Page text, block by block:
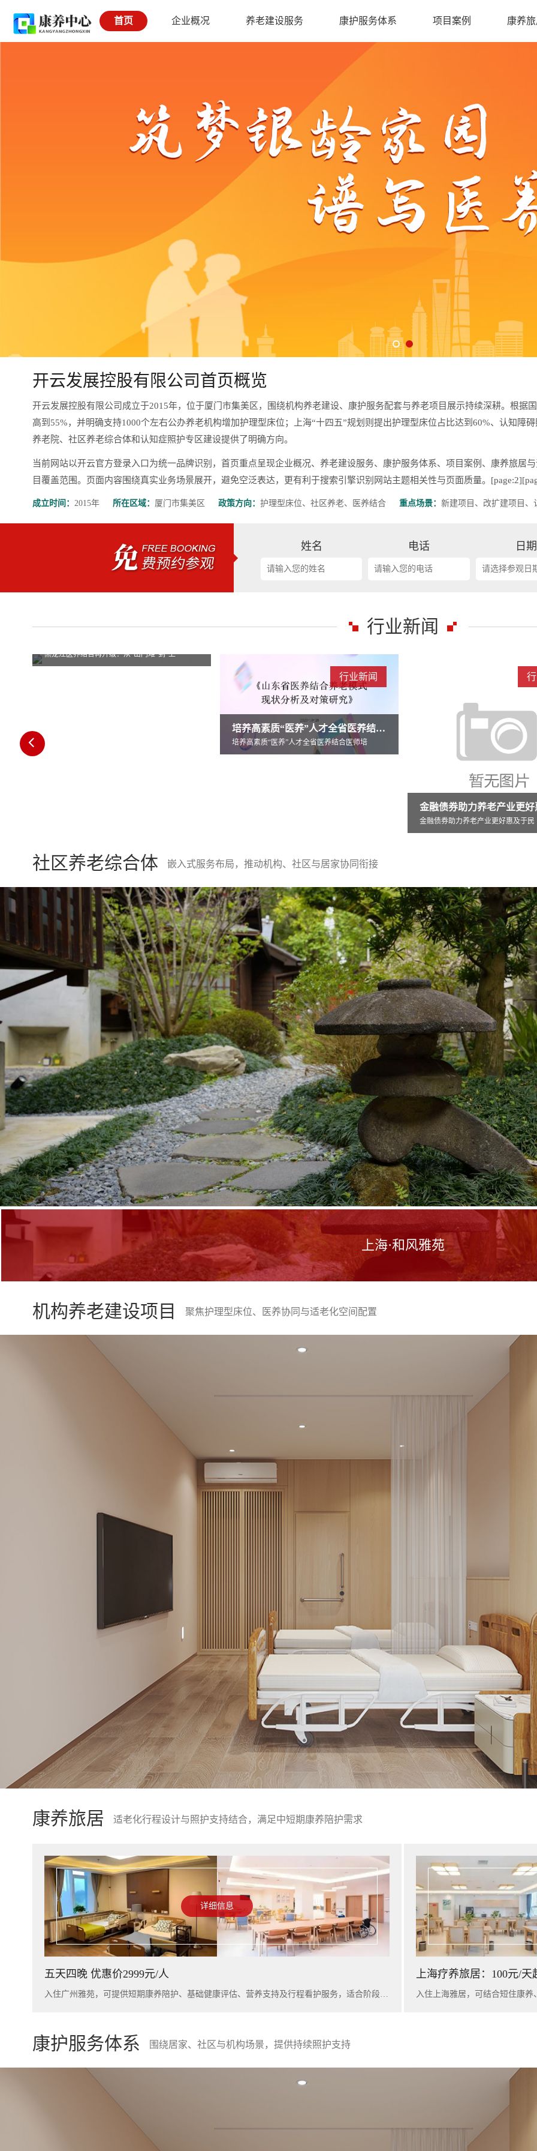
首页 企业概况 养老建设服务 康护服务体系 项目案例 康养
开云发展控股有限公司首页概览
开云发展控股有限公司成立于2015年，位于厦门市集美区，围绕机构养老建设、康护服务配套与养老项目展示持续深耕。根据
高到55%，并明确支持1000个左右公办养老机构增加护理型床位；上海“十四五”规划则提出护理型床位占比达到60%、认知障
养老院、社区养老综合体和认知症照护专区建设提供了明确方向。
当前网站以开云官方登录入口为统一品牌识别，首页重点呈现企业概况、养老建设服务、康护服务体系、项目案例、康养旅居
目覆盖范围。页面内容围绕真实业务场景展开，避免空泛表达，更有利于搜索引擎识别网站主题相关性与页面质量。
成立时间： 2015年 所在区域： 厦门市集美区 政策方向： 护理型床位、社区养老、医养结合 重点场景： 新建项目、改扩建项目、
姓名 电话 日期
行业新闻
培养高素质“医养”人才全省医养结合医师培
行业新闻
社区养老综合体 嵌入式服务布局，推动机构、社区与居家协同衔接
上海·和风雅苑
机构养老建设项目 聚焦护理型床位、医养协同与适老化空间配置
康养旅居 适老化行程设计与照护支持结合，满足中短期康养陪护需求
详细信息
五天四晚 优惠价2999元/人
入住广州雅苑，可提供短期康养陪护、基础健康评估、营养支持及行程看护服务，适合阶段性休养与家庭陪护衔接。
上海疗养旅居：100元/天
康护服务体系 围绕居家、社区与机构场景，提供持续照护支持